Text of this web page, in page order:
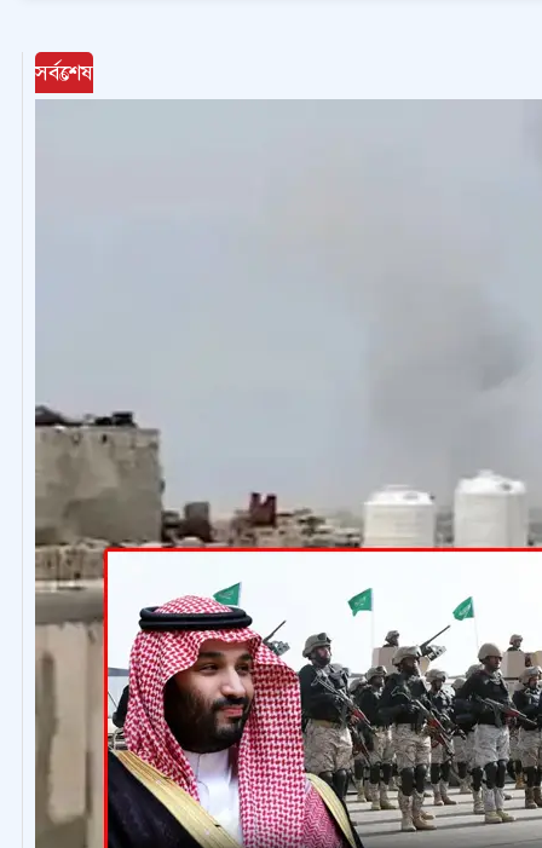
সর্বশেষ